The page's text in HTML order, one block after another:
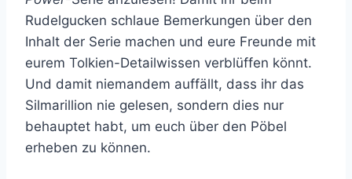
Rudelgucken schlaue Bemerkungen über den
Inhalt der Serie machen und eure Freunde mit
eurem Tolkien-Detailwissen verblüffen könnt.
Und damit niemandem auffällt, dass ihr das
Silmarillion nie gelesen, sondern dies nur
behauptet habt, um euch über den Pöbel
erheben zu können.